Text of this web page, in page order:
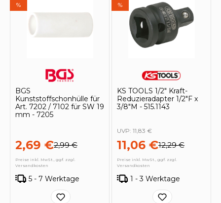
%
BGS
Kunststoffschonhülle für
Art. 7202 / 7102 für SW 19
mm - 7205
2,69 €2,99 €
Preise inkl. MwSt., ggf. zzgl.
Versandkosten
5 - 7 Werktage
%
KS TOOLS 1/2" Kraft-
Reduzieradapter 1/2"F x
3/8"M - 515.1143
11,06 €12,29 €
UVP: 11,83 €
Preise inkl. MwSt., ggf. zzgl.
Versandkosten
1 - 3 Werktage